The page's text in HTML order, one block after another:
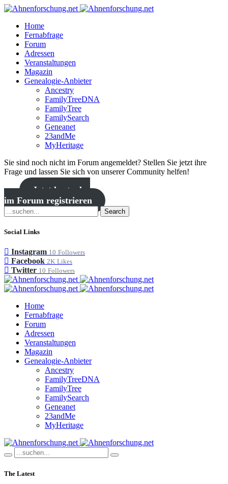
Home
Fernabfrage
Forum
Adressen
Veranstaltungen
Magazin
Genealogie-Anbieter
Ancestry
FamilyTreeDNA
FamilyTree
FamilySearch
Geneanet
23andMe
MyHeritage
Sie sind noch nicht im Forum angemeldet? Stellen Sie jetzt ihre
Frage und lassen Sie sich von unserer Community helfen!
Jetzt kostenlos
im Forum registrieren
Search
Social Links
Instagram 10 Followers
Facebook 2K Likes
Twitter 10 Followers
Home
Fernabfrage
Forum
Adressen
Veranstaltungen
Magazin
Genealogie-Anbieter
Ancestry
FamilyTreeDNA
FamilyTree
FamilySearch
Geneanet
23andMe
MyHeritage
The Latest